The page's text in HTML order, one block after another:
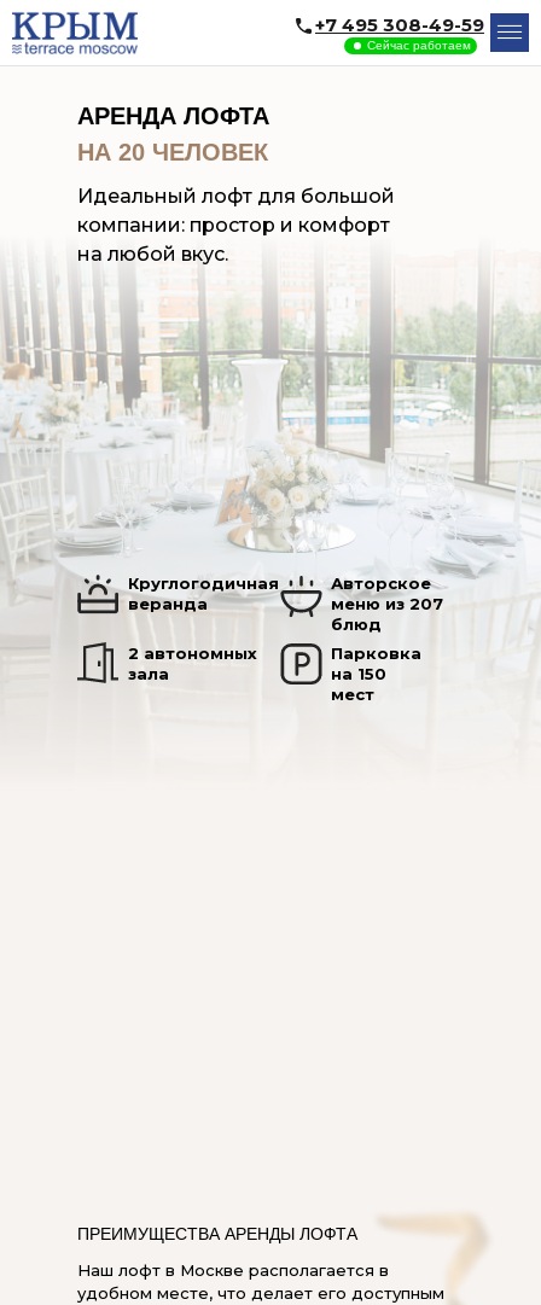
+7 495 308-49-59
Сейчас работаем
Идеальный лофт для большой
компании: простор и комфорт
на любой вкус.
2 автономных
зала
Авторское
меню из 207
блюд
Парковка
на 150
мест
АРЕНДА ЛОФТА
НА 20 ЧЕЛОВЕК
Круглогодичная
веранда
ПРЕИМУЩЕСТВА АРЕНДЫ ЛОФТА
Наш лофт в Москве располагается в
удобном месте, что делает его доступным